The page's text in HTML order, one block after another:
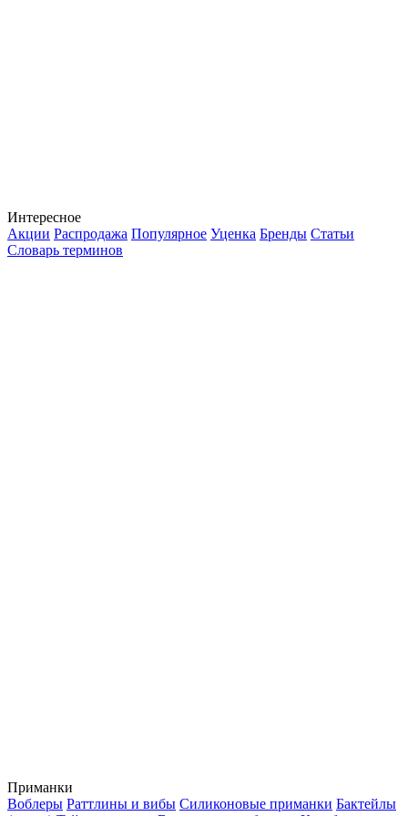
Интересное
Акции Распродажа Популярное Уценка Бренды Статьи
Словарь терминов
Приманки
Воблеры Раттлины и вибы Силиконовые приманки Бактейлы